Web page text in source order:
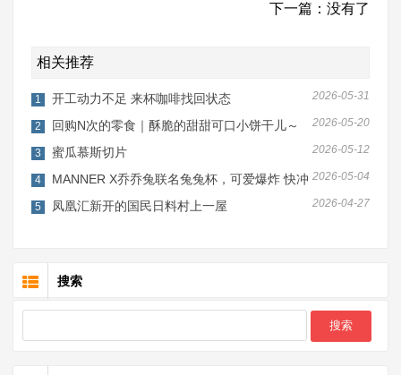
下一篇：没有了
相关推荐
2026-05-31
1 开工动力不足 来杯咖啡找回状态
2026-05-20
2 回购N次的零食｜酥脆的甜甜可口小饼干儿～
2026-05-12
3 蜜瓜慕斯切片
2026-05-04
4 MANNER X乔乔兔联名兔兔杯，可爱爆炸 快冲
2026-04-27
5 凤凰汇新开的国民日料村上一屋
搜索